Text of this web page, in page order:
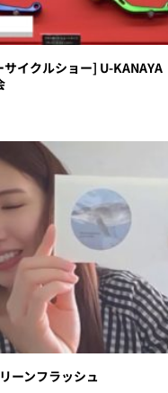
イクルショー] U-KANAYA
ーンフラッシュ